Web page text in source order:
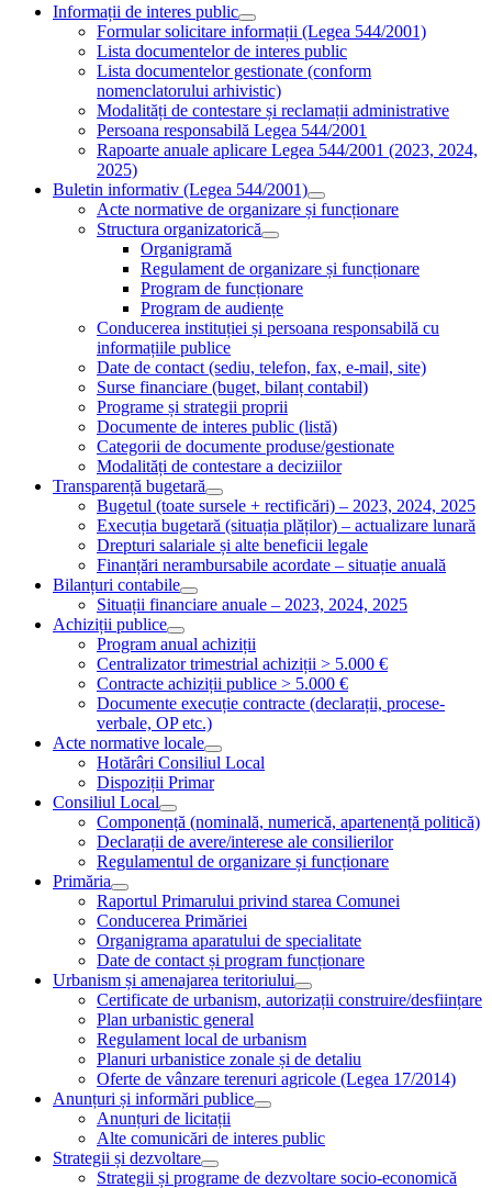
Informații de interes public
Formular solicitare informații (Legea 544/2001)
Lista documentelor de interes public
Lista documentelor gestionate (conform
nomenclatorului arhivistic)
Modalități de contestare și reclamații administrative
Persoana responsabilă Legea 544/2001
Rapoarte anuale aplicare Legea 544/2001 (2023, 2024,
2025)
Buletin informativ (Legea 544/2001)
Acte normative de organizare și funcționare
Structura organizatorică
Organigramă
Regulament de organizare și funcționare
Program de funcționare
Program de audiențe
Conducerea instituției și persoana responsabilă cu
informațiile publice
Date de contact (sediu, telefon, fax, e-mail, site)
Surse financiare (buget, bilanț contabil)
Programe și strategii proprii
Documente de interes public (listă)
Categorii de documente produse/gestionate
Modalități de contestare a deciziilor
Transparență bugetară
Bugetul (toate sursele + rectificări) – 2023, 2024, 2025
Execuția bugetară (situația plăților) – actualizare lunară
Drepturi salariale și alte beneficii legale
Finanțări nerambursabile acordate – situație anuală
Bilanțuri contabile
Situații financiare anuale – 2023, 2024, 2025
Achiziții publice
Program anual achiziții
Centralizator trimestrial achiziții > 5.000 €
Contracte achiziții publice > 5.000 €
Documente execuție contracte (declarații, procese-
verbale, OP etc.)
Acte normative locale
Hotărâri Consiliul Local
Dispoziții Primar
Consiliul Local
Componență (nominală, numerică, apartenență politică)
Declarații de avere/interese ale consilierilor
Regulamentul de organizare și funcționare
Primăria
Raportul Primarului privind starea Comunei
Conducerea Primăriei
Organigrama aparatului de specialitate
Date de contact și program funcționare
Urbanism și amenajarea teritoriului
Certificate de urbanism, autorizații construire/desființare
Plan urbanistic general
Regulament local de urbanism
Planuri urbanistice zonale și de detaliu
Oferte de vânzare terenuri agricole (Legea 17/2014)
Anunțuri și informări publice
Anunțuri de licitații
Alte comunicări de interes public
Strategii și dezvoltare
Strategii și programe de dezvoltare socio-economică